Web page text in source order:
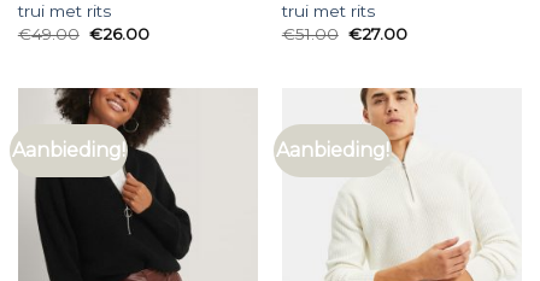
trui met rits
€49.00 €26.00
trui met rits
€51.00 €27.00
Aanbieding! Aanbieding!